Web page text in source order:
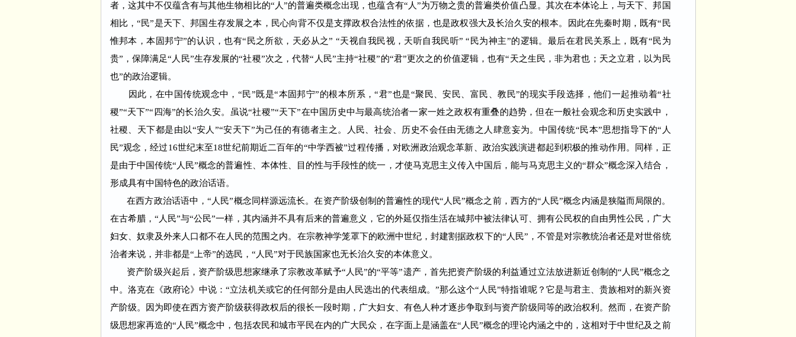
者，这其中不仅蕴含有与其他生物相比的“人”的普遍类概念出现，也蕴含有“人”为万物之贵的普遍类价值凸显。其次在本体论上，与天下、邦国
相比，“民”是天下、邦国生存发展之本，民心向背不仅是支撑政权合法性的依据，也是政权强大及长治久安的根本。因此在先秦时期，既有“民
惟邦本，本固邦宁”的认识，也有“民之所欲，天必从之” “天视自我民视，天听自我民听” “民为神主”的逻辑。最后在君民关系上，既有“民为
贵”，保障满足“人民”生存发展的“社稷”次之，代替“人民”主持“社稷”的“君”更次之的价值逻辑，也有“天之生民，非为君也；天之立君，以为民
也”的政治逻辑。
因此，在中国传统观念中，“民”既是“本固邦宁”的根本所系，“君”也是“聚民、安民、富民、教民”的现实手段选择，他们一起推动着“社
稷”“天下”“四海”的长治久安。虽说“社稷”“天下”在中国历史中与最高统治者一家一姓之政权有重叠的趋势，但在一般社会观念和历史实践中，
社稷、天下都是由以“安人”“安天下”为己任的有德者主之。人民、社会、历史不会任由无德之人肆意妄为。中国传统“民本”思想指导下的“人
民”观念，经过16世纪末至18世纪前期近二百年的“中学西被”过程传播，对欧洲政治观念革新、政治实践演进都起到积极的推动作用。同样，正
是由于中国传统“人民”概念的普遍性、本体性、目的性与手段性的统一，才使马克思主义传入中国后，能与马克思主义的“群众”概念深入结合，
形成具有中国特色的政治话语。
在西方政治话语中，“人民”概念同样源远流长。在资产阶级创制的普遍性的现代“人民”概念之前，西方的“人民”概念内涵是狭隘而局限的。
在古希腊，“人民”与“公民”一样，其内涵并不具有后来的普遍意义，它的外延仅指生活在城邦中被法律认可、拥有公民权的自由男性公民，广大
妇女、奴隶及外来人口都不在人民的范围之内。在宗教神学笼罩下的欧洲中世纪，封建割据政权下的“人民”，不管是对宗教统治者还是对世俗统
治者来说，并非都是“上帝”的选民，“人民”对于民族国家也无长治久安的本体意义。
资产阶级兴起后，资产阶级思想家继承了宗教改革赋予“人民”的“平等”遗产，首先把资产阶级的利益通过立法放进新近创制的“人民”概念之
中。洛克在《政府论》中说：“立法机关或它的任何部分是由人民选出的代表组成。”那么这个“人民”特指谁呢？它是与君主、贵族相对的新兴资
产阶级。因为即使在西方资产阶级获得政权后的很长一段时期，广大妇女、有色人种才逐步争取到与资产阶级同等的政治权利。然而，在资产阶
级思想家再造的“人民”概念中，包括农民和城市平民在内的广大民众，在字面上是涵盖在“人民”概念的理论内涵之中的，这相对于中世纪及之前